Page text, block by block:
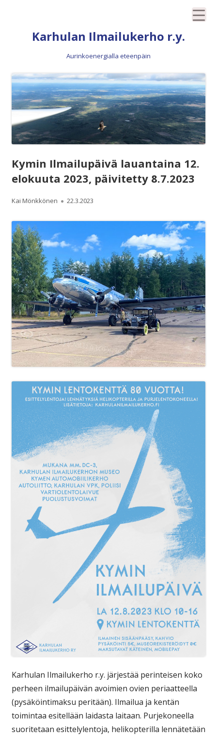
Karhulan Ilmailukerho r.y.
Aurinkoenergialla eteenpäin
Kymin Ilmailupäivä lauantaina 12.
elokuuta 2023, päivitetty 8.7.2023
Kirjoittaja
Kai Mönkkönen Julkaistu
22.3.2023
Karhulan Ilmailukerho r.y. järjestää perinteisen koko
perheen ilmailupäivän avoimien ovien periaatteella
(pysäköintimaksu peritään). Ilmailua ja kentän
toimintaa esitellään laidasta laitaan. Purjekoneella
suoritetaan esittelylentoja, helikopterilla lennätetään